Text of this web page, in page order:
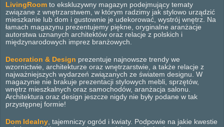
LivingRoom to ekskluzywny magazyn podejmujący tematy
związane z wnętrzarstwem, w którym radzimy jak stylowo urządzić
mieszkanie lub dom i gustownie je udekorować, wystrój wnętrz. Na
łamach magazynu prezentujemy piękne, oryginalne aranżacje
autorstwa uznanych architektów oraz relacje z polskich i
międzynarodowych imprez branżowych.
Decoration & Design prezentuje najnowsze trendy we
wzornictwie, architekturze oraz wnętrzarstwie, a także relacje z
najważniejszych wydarzeń związanych ze światem designu. W
magazynie nie brakuje prezentacji stylowych mebli, sprzętów,
wnętrz mieszkalnych oraz samochodów, aranżacja salonu.
Architektura oraz design jeszcze nigdy nie były podane w tak
przystępnej formie!
Dom Idealny , tajemniczy ogród i kwiaty. Podpowie na jakie kwestie